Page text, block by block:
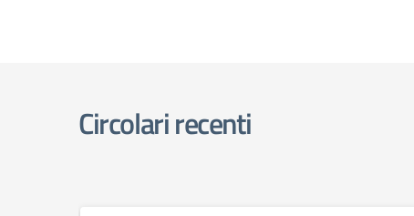
Circolari recenti